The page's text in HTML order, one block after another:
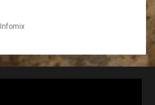
Infomix